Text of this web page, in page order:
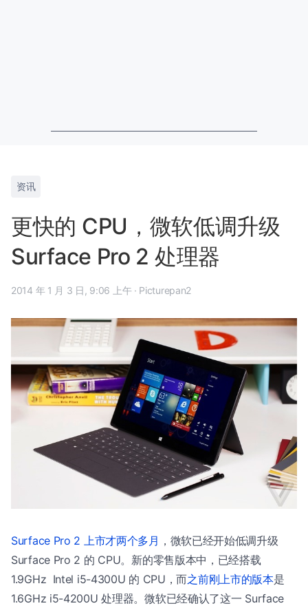
资讯
更快的 CPU，微软低调升级
Surface Pro 2 处理器
2014 年 1 月 3 日, 9:06 上午 · Picturepan2
Surface Pro 2 上市才两个多月 ，微软已经开始低调升级
Surface Pro 2 的 CPU。新的零售版本中，已经搭载
1.9GHz Intel i5-4300U 的 CPU，而之前刚上市的版本是
1.6GHz i5-4200U 处理器。微软已经确认了这一 Surface